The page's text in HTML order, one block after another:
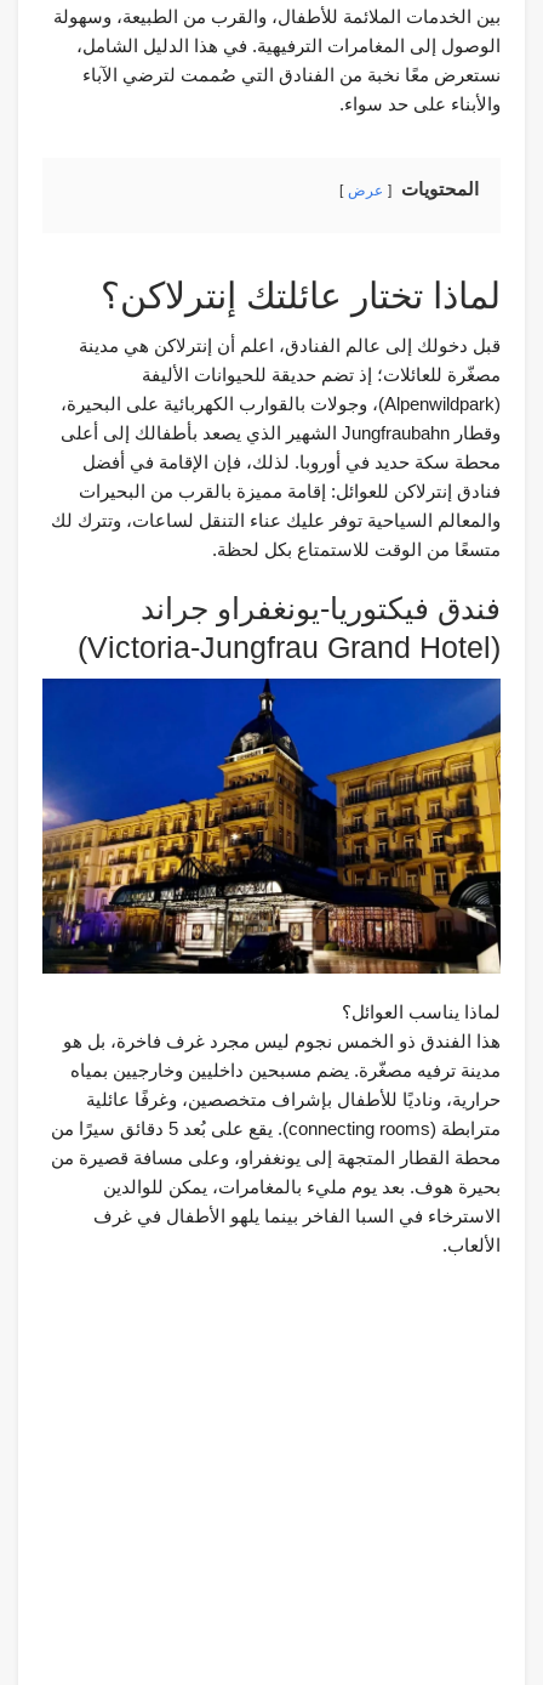
بين الخدمات الملائمة للأطفال، والقرب من الطبيعة، وسهولة
الوصول إلى المغامرات الترفيهية. في هذا الدليل الشامل،
نستعرض معًا نخبة من الفنادق التي صُممت لترضي الآباء
والأبناء على حد سواء.
المحتويات عرض
لماذا تختار عائلتك إنترلاكن؟
قبل دخولك إلى عالم الفنادق، اعلم أن إنترلاكن هي مدينة
مصغّرة للعائلات؛ إذ تضم حديقة للحيوانات الأليفة
(Alpenwildpark)، وجولات بالقوارب الكهربائية على البحيرة،
وقطار Jungfraubahn الشهير الذي يصعد بأطفالك إلى أعلى
محطة سكة حديد في أوروبا. لذلك، فإن الإقامة في أفضل
فنادق إنترلاكن للعوائل: إقامة مميزة بالقرب من البحيرات
والمعالم السياحية توفر عليك عناء التنقل لساعات، وتترك لك
متسعًا من الوقت للاستمتاع بكل لحظة.
فندق فيكتوريا-يونغفراو جراند
(Victoria-Jungfrau Grand Hotel)
لماذا يناسب العوائل؟
هذا الفندق ذو الخمس نجوم ليس مجرد غرف فاخرة، بل هو
مدينة ترفيه مصغّرة. يضم مسبحين داخليين وخارجيين بمياه
حرارية، وناديًا للأطفال بإشراف متخصصين، وغرفًا عائلية
مترابطة (connecting rooms). يقع على بُعد 5 دقائق سيرًا من
محطة القطار المتجهة إلى يونغفراو، وعلى مسافة قصيرة من
بحيرة هوف. بعد يوم مليء بالمغامرات، يمكن للوالدين
الاسترخاء في السبا الفاخر بينما يلهو الأطفال في غرف
الألعاب.